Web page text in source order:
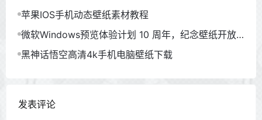
苹果IOS手机动态壁纸素材教程
微软Windows预览体验计划 10 周年，纪念壁纸开放
下载
黑神话悟空高清4k手机电脑壁纸下载
发表评论